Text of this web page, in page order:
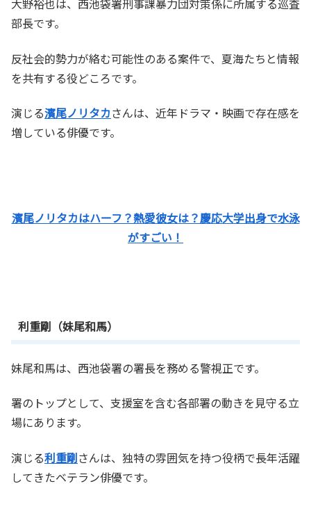
大野裕也は、西池袋署刑事課暴力団対策係に所属する巡査
部長です。
反社会的勢力が絡む可能性のある案件で、夏海たちと情報
を共有する役どころです。
演じる濱尾ノリタカさんは、近年ドラマ・映画で存在感を
増している俳優です。
濱尾ノリタカはハーフ？熱愛彼女は？慶応大学出身で水泳
がすごい！
利重剛（妹尾和馬）
妹尾和馬は、西池袋署の署長を務める警視正です。
署のトップとして、支援室を含む各部署の動きを見守る立
場にあります。
演じる利重剛さんは、独特の雰囲気を持つ役柄で長年活躍
してきたベテラン俳優です。